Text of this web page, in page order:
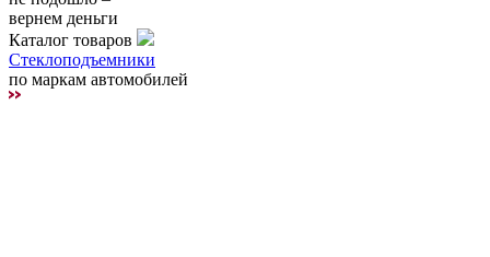
вернем деньги
Каталог товаров
Стеклоподъемники
по маркам автомобилей